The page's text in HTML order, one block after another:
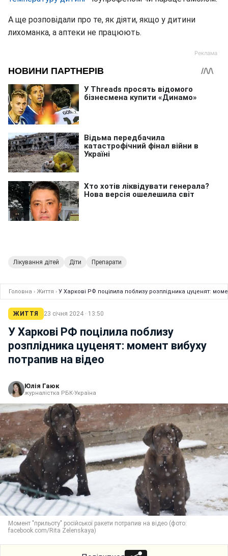
А ще розповідали про те, як діяти, якщо у дитини
лихоманка, а аптеки не працюють.
Лікування дітей Діти Препарати
Головна › Життя › У Харкові РФ поцілила поблизу розплідника цуценят:
ЖИТТЯ 23 січня 2024 · 13:50
У Харкові РФ поцілила поблизу
розплідника цуценят: момент вибуху
потрапив на відео
Юлія Гаюк
журналістка РБК-Україна
Момент "прильоту" російської ракети потрапив на відео (фото:
facebook.com/Rita Zelenskaya)